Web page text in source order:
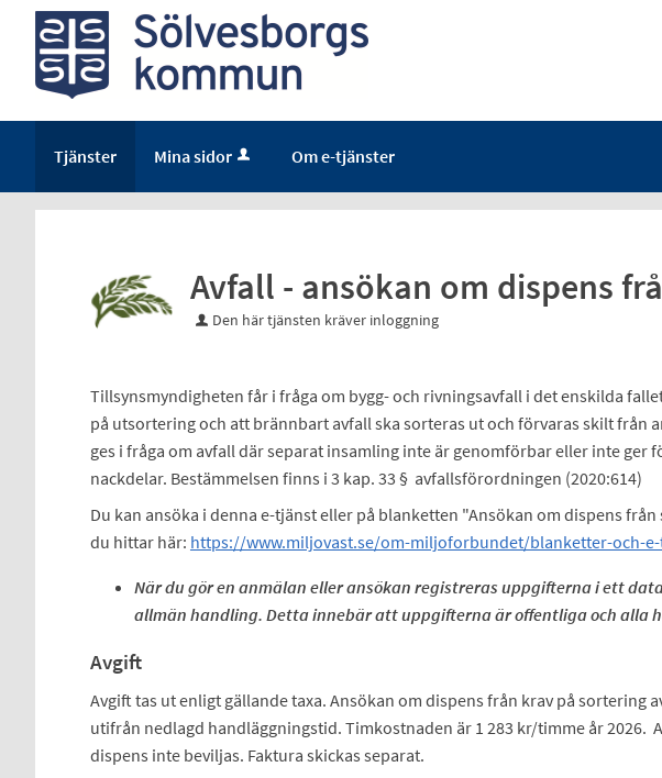
Tjänster Mina sidor Om e-tjänster
Avfall - ansökan om dispens
Den här tjänsten kräver inloggning
Tillsynsmyndigheten får i fråga om bygg- och rivningsavfall i det enskilda
på utsortering och att brännbart avfall ska sorteras ut och förvaras skilt från
ges i fråga om avfall där separat insamling inte är genomförbar eller inte ger
nackdelar. Bestämmelsen finns i 3 kap. 33 § avfallsförordningen (2020:614)
Du kan ansöka i denna e-tjänst eller på blanketten "Ansökan om dispens
du hittar här: https://www.miljovast.se/om-miljoforbundet/blanketter-och-
När du gör en anmälan eller ansökan registreras uppgifterna i ett
allmän handling. Detta innebär att uppgifterna är offentliga och alla
Avgift
Avgift tas ut enligt gällande taxa. Ansökan om dispens från krav på sortering
utifrån nedlagd handläggningstid. Timkostnaden är 1 283 kr/timme år 2026.
dispens inte beviljas. Faktura skickas separat.